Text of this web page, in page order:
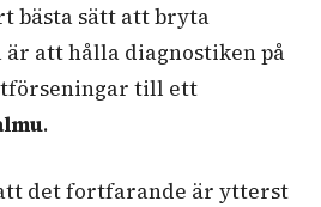
bästa sätt att bryta
att hålla diagnostiken på
till ett
.
det fortfarande är ytterst